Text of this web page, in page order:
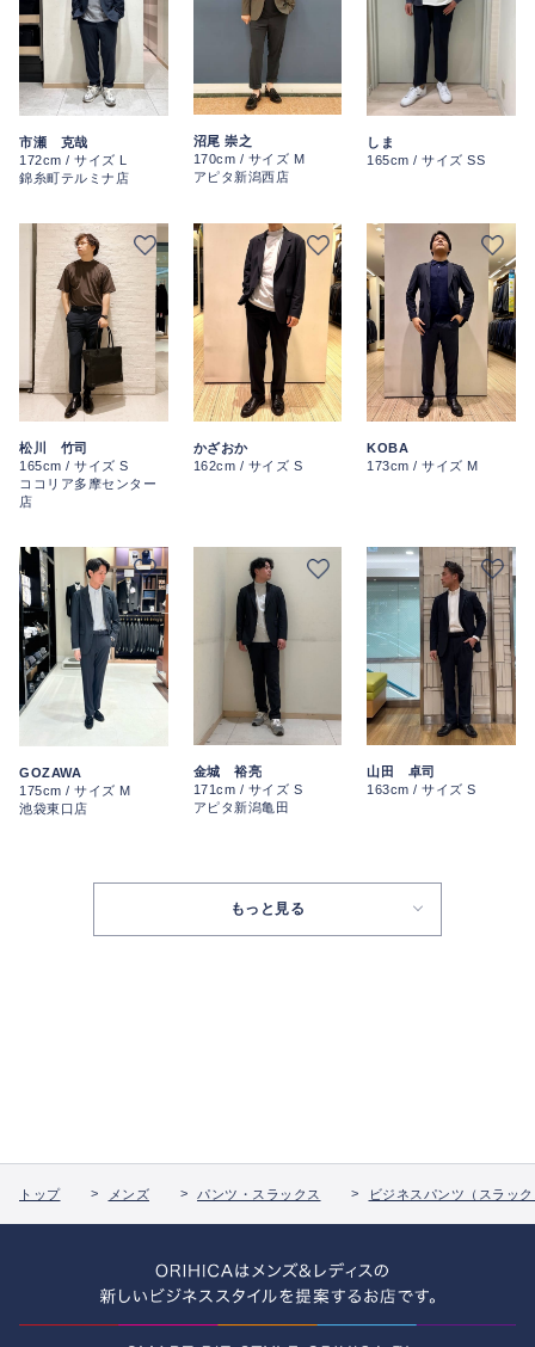
市瀬 克哉
172cm / サイズ L
錦糸町テルミナ店
沼尾 崇之
170cm / サイズ M
アピタ新潟西店
しま
165cm / サイズ SS
松川 竹司
165cm / サイズ S
ココリア多摩センター
店
かざおか
162cm / サイズ S
KOBA
173cm / サイズ M
GOZAWA
175cm / サイズ M
池袋東口店
金城 裕亮
171cm / サイズ S
アピタ新潟亀田
山田 卓司
163cm / サイズ S
もっと見る
トップ メンズ パンツ・スラックス ビジネスパンツ（スラッ